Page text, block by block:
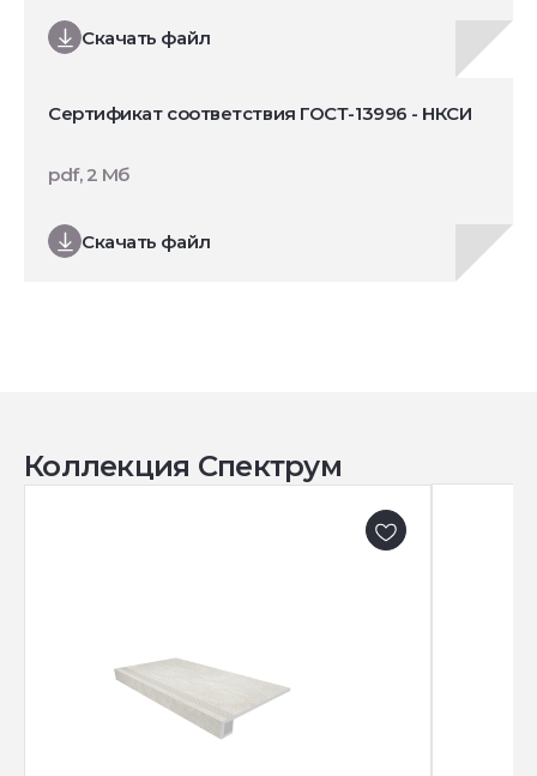
Скачать файл
Сертификат соответствия ГОСТ-13996 - НКСИ
Скачать файл
pdf, 2 Мб
Коллекция Спектрум